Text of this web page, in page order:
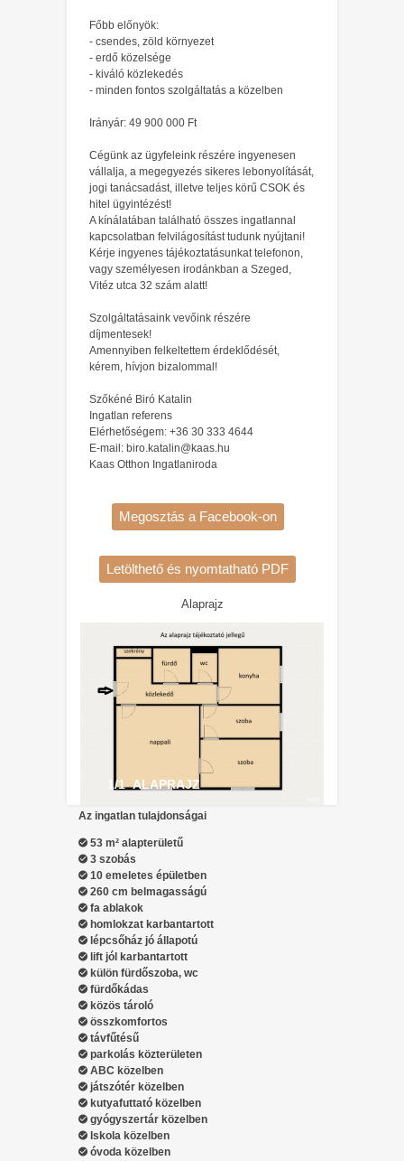
Főbb előnyök:
- csendes, zöld környezet
- erdő közelsége
- kiváló közlekedés
- minden fontos szolgáltatás a közelben
Irányár: 49 900 000 Ft
Cégünk az ügyfeleink részére ingyenesen
vállalja, a megegyezés sikeres lebonyolítását,
jogi tanácsadást, illetve teljes körű CSOK és
hitel ügyintézést!
A kínálatában található összes ingatlannal
kapcsolatban felvilágosítást tudunk nyújtani!
Kérje ingyenes tájékoztatásunkat telefonon,
vagy személyesen irodánkban a Szeged,
Vitéz utca 32 szám alatt!
Szolgáltatásaink vevőink részére
díjmentesek!
Amennyiben felkeltettem érdeklődését,
kérem, hívjon bizalommal!
Szőkéné Biró Katalin
Ingatlan referens
Elérhetőségem: +36 30 333 4644
E-mail: biro.katalin@kaas.hu
Kaas Otthon Ingatlaniroda
Megosztás a Facebook-on
Letölthető és nyomtatható PDF
Alaprajz
1/1 ALAPRAJZ
Az ingatlan tulajdonságai
53 m² alapterületű
3 szobás
10 emeletes épületben
260 cm belmagasságú
fa ablakok
homlokzat karbantartott
lépcsőház jó állapotú
lift jól karbantartott
külön fürdőszoba, wc
fürdőkádas
közös tároló
összkomfortos
távfűtésű
parkolás közterületen
ABC közelben
játszótér közelben
kutyafuttató közelben
gyógyszertár közelben
Iskola közelben
óvoda közelben